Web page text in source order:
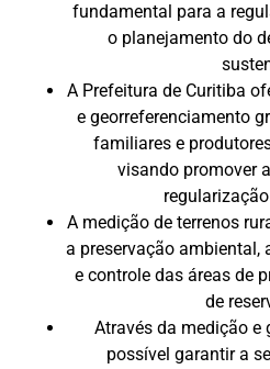
fundamental para a
o planejamento do
A Prefeitura de Curitiba
e georreferenciamento
familiares e
visando promover
A medição de terrenos
a preservação ambiental,
e controle das áreas de
de
Através da medição e
possível garantir a